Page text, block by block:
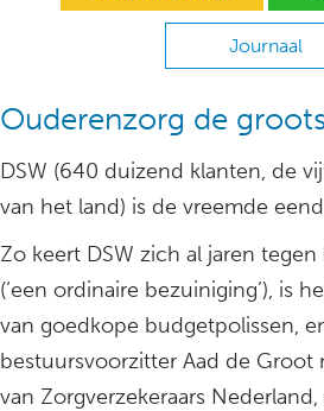
Journaal
Ouderenzorg de
DSW (640 duizend klanten, de
van het land) is de vreemde
Zo keert DSW zich al jaren
(‘een ordinaire bezuiniging’), is
van goedkope budgetpolissen,
bestuursvoorzitter Aad de
van Zorgverzekeraars Nederland,